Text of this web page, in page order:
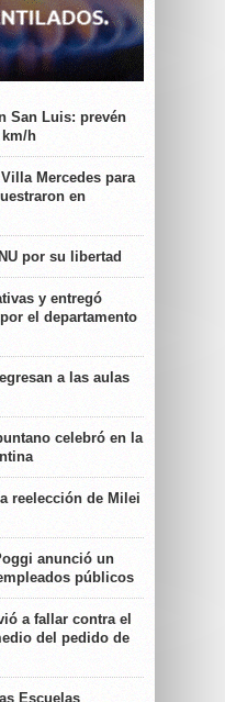
San Luis: prevén
km/h
Mercedes para
en
por su libertad
y entregó
el departamento
a las aulas
celebró en la
reelección de Milei
anunció un
públicos
a fallar contra el
del pedido de
Escuelas